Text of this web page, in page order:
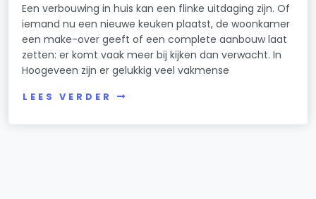
Een verbouwing in huis kan een flinke uitdaging zijn. Of
iemand nu een nieuwe keuken plaatst, de woonkamer
een make-over geeft of een complete aanbouw laat
zetten: er komt vaak meer bij kijken dan verwacht. In
Hoogeveen zijn er gelukkig veel vakmense
LEES VERDER